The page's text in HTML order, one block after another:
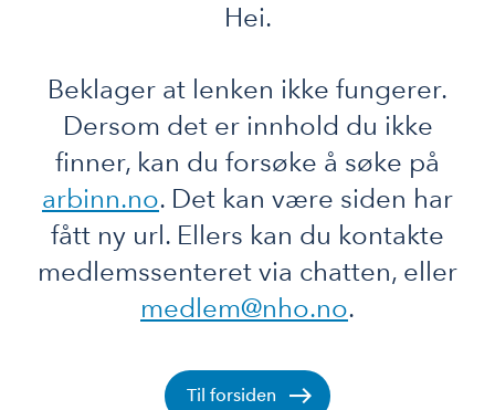
Hei.
Beklager at lenken ikke fungerer.
Dersom det er innhold du ikke
finner, kan du forsøke å søke på
arbinn.no. Det kan være siden har
fått ny url. Ellers kan du kontakte
medlemssenteret via chatten, eller
medlem@nho.no.
Til forsiden